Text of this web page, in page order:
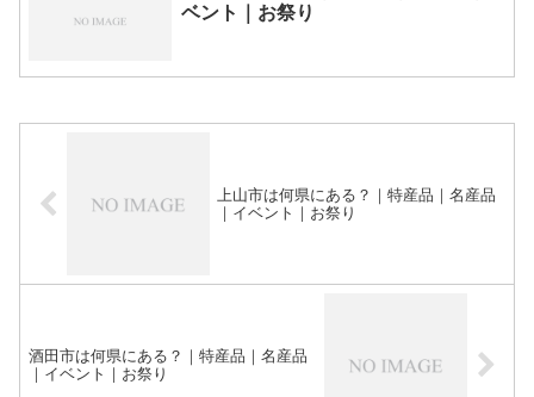
ベント｜お祭り
上山市は何県にある？｜特産品｜名産品
｜イベント｜お祭り
酒田市は何県にある？｜特産品｜名産品
｜イベント｜お祭り